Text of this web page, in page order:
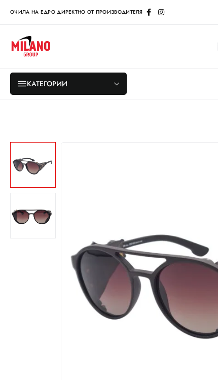
ОЧИЛА НА ЕДРО ДИРЕКТНО ОТ ПРОИЗВОДИТЕЛЯ
КАТЕГОРИИ